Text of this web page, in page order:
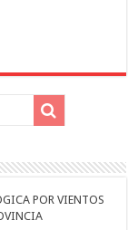
POR VIENTOS